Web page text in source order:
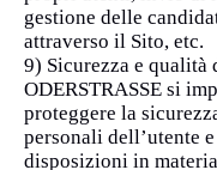
gestione delle
attraverso il Sito, etc.
9) Sicurezza e qualità
ODERSTRASSE si
proteggere la
personali dell’utente
disposizioni in